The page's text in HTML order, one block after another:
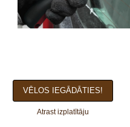
VĒLOS IEGĀDĀTIES!
Atrast izplatītāju